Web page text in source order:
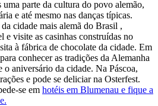
uma parte da cultura do povo alemão,
e até mesmo nas danças típicas.
cidade mais alemã do Brasil ,
e visite as casinhas construídas no
à fábrica de chocolate da cidade. Em
conhecer as tradições da Alemanha
o aniversário da cidade. Na Páscoa,
e pode se deliciar na Osterfest.
se em hotéis em Blumenau e fique a